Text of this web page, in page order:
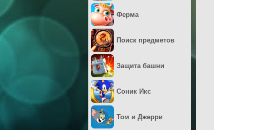
Ферма
Поиск предметов
Защита башни
Соник Икс
Том и Джерри